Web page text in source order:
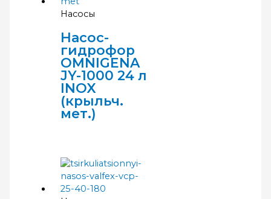
Насосы
Насос-
гидрофор
OMNIGENA
JY-1000 24 л
INOX
(крыльч.
мет.)